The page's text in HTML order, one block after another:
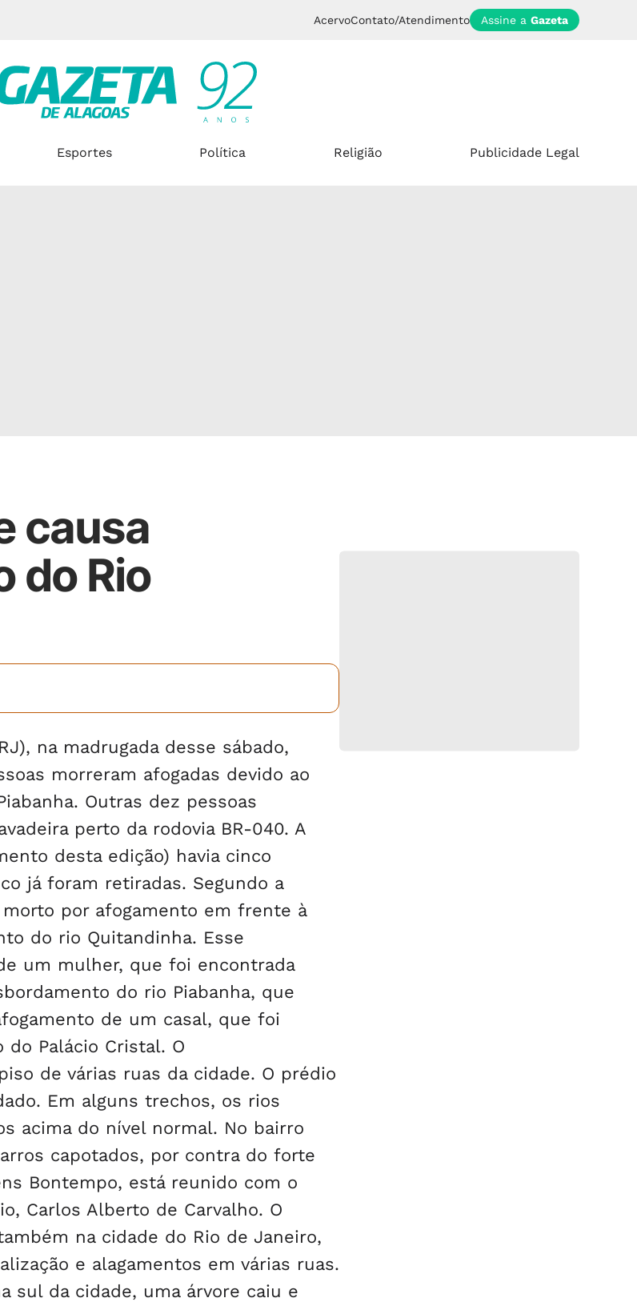
AcervoContato/Atendimento Assine a Gazeta
Esportes Política Religião Publicidade Legal
causa
do Rio
na madrugada desse sábado,
morreram afogadas devido ao
Outras dez pessoas
perto da rodovia BR-040. A
desta edição) havia cinco
já foram retiradas. Segundo a
por afogamento em frente à
do rio Quitandinha. Esse
um mulher, que foi encontrada
do rio Piabanha, que
de um casal, que foi
Palácio Cristal. O
de várias ruas da cidade. O prédio
Em alguns trechos, os rios
acima do nível normal. No bairro
capotados, por contra do forte
Bontempo, está reunido com o
Carlos Alberto de Carvalho. O
na cidade do Rio de Janeiro,
e alagamentos em várias ruas.
sul da cidade, uma árvore caiu e